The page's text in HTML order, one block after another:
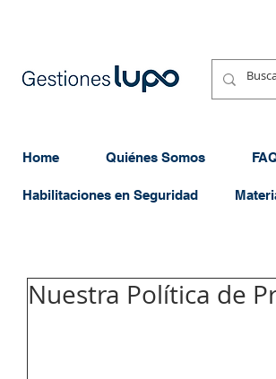
Home Quiénes Somos
Habilitaciones en Seguridad
Nuestra Política de